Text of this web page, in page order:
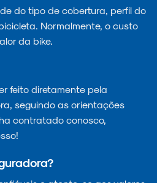
do tipo de cobertura, perfil do
Normalmente, o custo
da bike.
feito diretamente pela
seguindo as orientações
contratado conosco,